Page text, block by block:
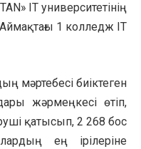
IT университетінің
1 колледж IT
биіктеген
жәрмеңкесі өтіп,
қатысып, 2 268 бос
ең ірілеріне